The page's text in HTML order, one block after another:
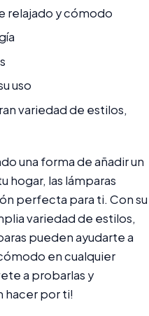
relajado y cómodo
uso
variedad de estilos,
una forma de añadir un
hogar, las lámparas
perfecta para ti. Con su
variedad de estilos,
pueden ayudarte a
en cualquier
a probarlas y
hacer por ti!